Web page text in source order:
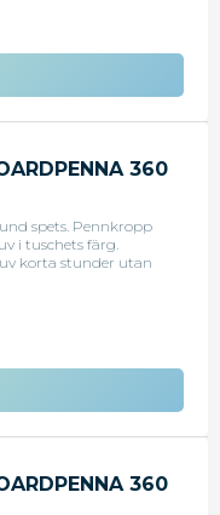
360
spets. Pennkropp
i tuschets färg.
korta stunder utan
360